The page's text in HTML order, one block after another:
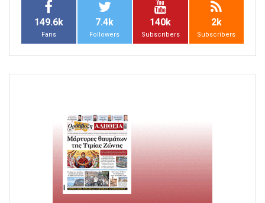
149.6k
Fans
7.4k
Followers
140k
Subscribers
2k
Subscribers